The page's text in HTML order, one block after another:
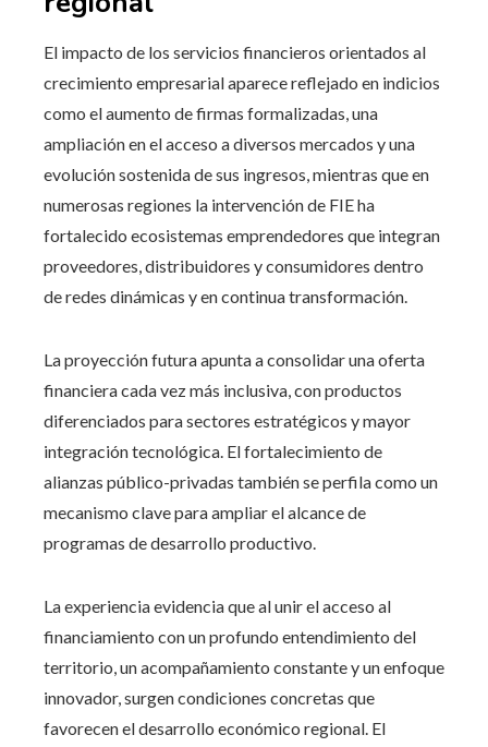
El impacto de los servicios financieros orientados al
crecimiento empresarial aparece reflejado en indicios
como el aumento de firmas formalizadas, una
ampliación en el acceso a diversos mercados y una
evolución sostenida de sus ingresos, mientras que en
numerosas regiones la intervención de FIE ha
fortalecido ecosistemas emprendedores que integran
proveedores, distribuidores y consumidores dentro
de redes dinámicas y en continua transformación.
La proyección futura apunta a consolidar una oferta
financiera cada vez más inclusiva, con productos
diferenciados para sectores estratégicos y mayor
integración tecnológica. El fortalecimiento de
alianzas público-privadas también se perfila como un
mecanismo clave para ampliar el alcance de
programas de desarrollo productivo.
La experiencia evidencia que al unir el acceso al
financiamiento con un profundo entendimiento del
territorio, un acompañamiento constante y un enfoque
innovador, surgen condiciones concretas que
favorecen el desarrollo económico regional. El